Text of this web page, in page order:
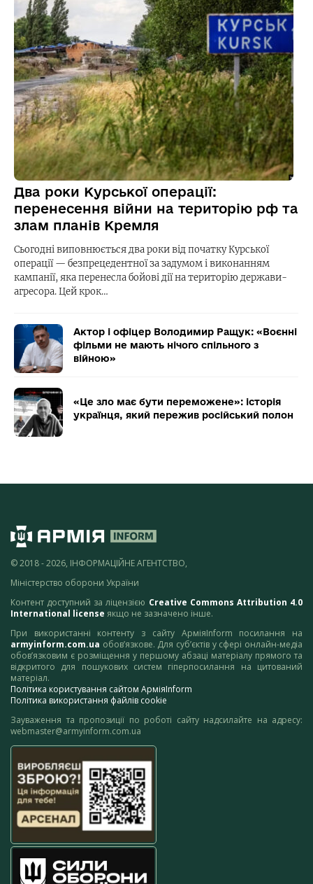
Два роки Курської операції:
перенесення війни на територію рф та
злам планів Кремля
Сьогодні виповнюється два роки від початку Курської
операції — безпрецедентної за задумом і виконанням
кампанії, яка перенесла бойові дії на територію держави-
агресора. Цей крок…
Актор і офіцер Володимир Ращук: «Воєнні
фільми не мають нічого спільного з
війною»
«Це зло має бути переможене»: історія
українця, який пережив російський полон
© 2018 - 2026, ІНФОРМАЦІЙНЕ АГЕНТСТВО,
Міністерство оборони України
Контент доступний за ліцензією Creative Commons Attribution 4.0
International license якщо не зазначено інше.
При використанні контенту з сайту АрміяInform посилання на
armyinform.com.ua обов’язкове. Для суб’єктів у сфері онлайн-медіа
обов’язковим є розміщення у першому абзаці матеріалу прямого та
відкритого для пошукових систем гіперпосилання на цитований
матеріал.
Політика користування сайтом АрміяInform
Політика використання файлів cookie
Зауваження та пропозиції по роботі сайту надсилайте на адресу:
webmaster@armyinform.com.ua